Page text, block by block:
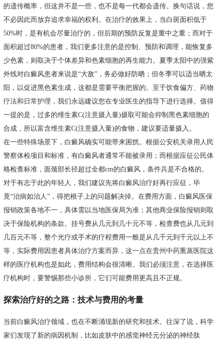
的遗传概率，但这并不是一些，也不是每一代都会遗传。换句话说，您
不必因此而放弃追求幸福的权利。在治疗的效果上，当白斑面积低于
50%时，是有机会尽量治疗的，但后期的预防反复是重中之重；而对于
面积超过80%的患者，我们更多注意的是控制、预防和调理，能恢复多
少色素，则取决于个体差异和色素细胞的再生能力。夏季太阳中的强紫
外线对白癜风患者来说是“大敌”，务必做好防晒；但冬季可以适当晒太
阳，以促进黑色素生成，这都是需要平衡把握的。至于饮食偏方、药物
疗法和日常护理，我们永远建议您在专业医生的指导下进行选择。值得
一提的是，过多的维生素C(注意摄入量)摄取可能会抑制黑色素细胞的
合成，所以富含维生素C(注意摄入量)的食物，建议要适量摄入。
在一些特殊场景下，白癜风确实可能带来困扰。根据公安机关录用人民
警察体检项目和标准，有白癜风者通常不能被录用；而根据应征公民体
格检查标准，面颈部长径超过全都cm的白癜风，条件兵是不合格的。
对于有志于此的年轻人，我们建议先将白癜风治疗好再行应征，毕
竟“治病如治人”，得把根子上的问题解决掉。在费用方面，白癜风医保
报销政策各地不一，具体需以当地医保局为准；其他商业保险报销则取
决于保险机构的条款。挂号费从几元到几十元不等，检查费也从几元到
几百元不等，整个光疗或手术的疗程费用一般是从几千元到千元以上不
等，实际费用因患者具体治疗方案而异，这一点在贵州中药熏蒸医院这
样的医疗机构也是如此，费用结构会很清晰。我们必须注意，在选择医
疗机构时，要警惕那些小诊所，它们可能费用更高且不正规。
探索治疗好的之路：技术与费用的考量
当前白癜风治疗领域，也在不断涌现新的研究和技术。往深了说，科学
家们发现了新的病因机制，比如皮肤中的感觉神经元分泌的神经肽